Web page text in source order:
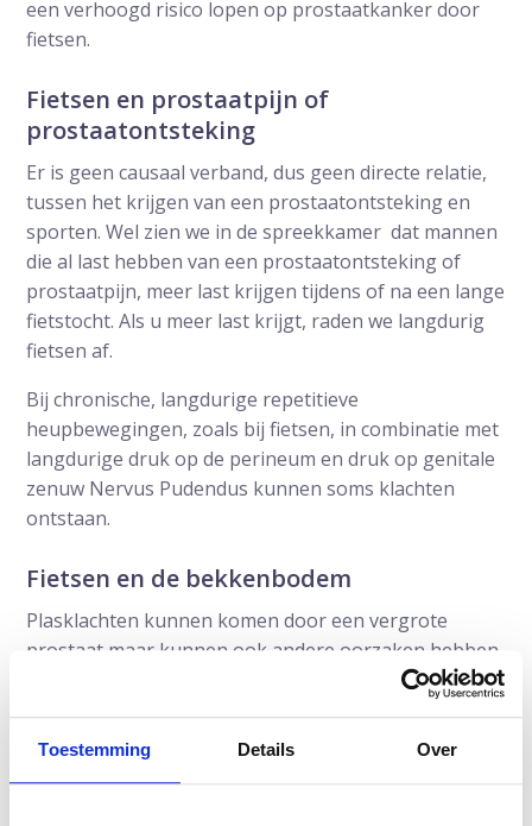
Toestemming Details Over
een verhoogd risico lopen op prostaatkanker door
fietsen.
Fietsen en prostaatpijn of
prostaatontsteking
Er is geen causaal verband, dus geen directe relatie,
tussen het krijgen van een prostaatontsteking en
sporten. Wel zien we in de spreekkamer dat mannen
die al last hebben van een prostaatontsteking of
prostaatpijn, meer last krijgen tijdens of na een lange
fietstocht. Als u meer last krijgt, raden we langdurig
fietsen af.
Bij chronische, langdurige repetitieve
heupbewegingen, zoals bij fietsen, in combinatie met
langdurige druk op de perineum en druk op genitale
zenuw Nervus Pudendus kunnen soms klachten
ontstaan.
Fietsen en de bekkenbodem
Plasklachten kunnen komen door een vergrote
prostaat maar kunnen ook andere oorzaken hebben.
Bij mannen kan een gespannen bekkenbodem
Plasklachten door gespannen